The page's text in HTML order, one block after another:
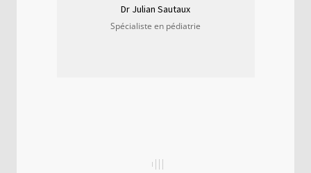
Dr Julian Sautaux
Spécialiste en pédiatrie